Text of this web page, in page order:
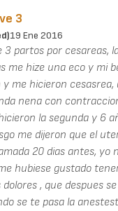
3
19 Ene 2016
3 partos por cesareas,
me hize una eco y mi
me hicieron cesasrea,
nena con
la segunda y 6
me dijeron que el
20 dias antes, yo
hubiese gustado
, que despues
se te pasa la